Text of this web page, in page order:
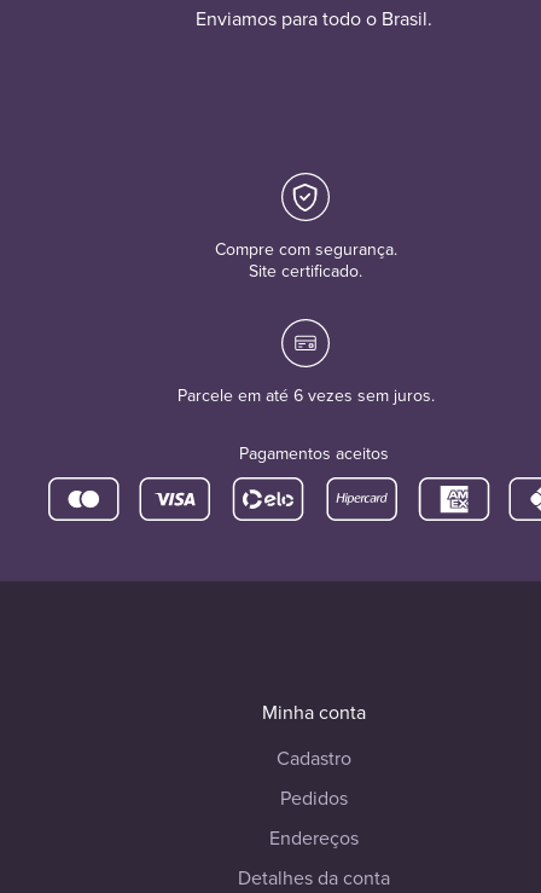
Enviamos para todo o Brasil.
Compre com segurança.
Site certificado.
Parcele em até 6 vezes sem juros.
Pagamentos aceitos
Minha conta
Cadastro
Pedidos
Endereços
Detalhes da conta